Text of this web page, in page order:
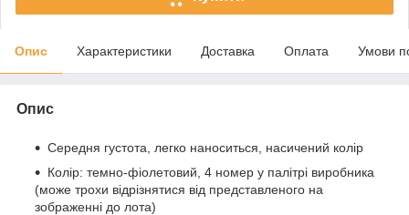
Опис Характеристики Доставка Оплата Умови
Опис
Середня густота, легко наноситься, насичений колір
Колір: темно-фіолетовий, 4 номер у палітрі виробника
(може трохи відрізнятися від представленого на
зображенні до лота)